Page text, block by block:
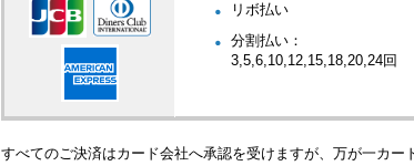
リボ払い
分割払い：
3,5,6,10,12,15,18,20,24回
すべてのご決済はカード会社へ承認を受けますが、万が一カ